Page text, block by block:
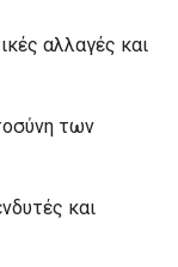
αλλαγές και
των
και